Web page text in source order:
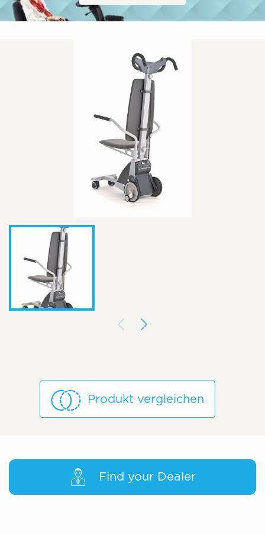
Produkt vergleichen
Find your Dealer